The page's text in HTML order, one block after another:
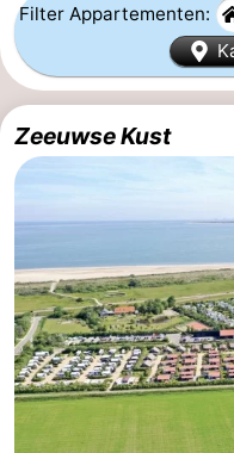
Greve
Zeeuwse
Kust
Bed
(&
breakfasts)
Campings
Hotels
Buitenheem
-
De
-
Filter Appartementen:
Zeeuwse Kust